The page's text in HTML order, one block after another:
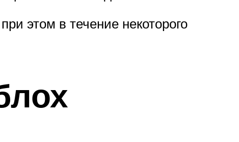
этом в течение некоторого